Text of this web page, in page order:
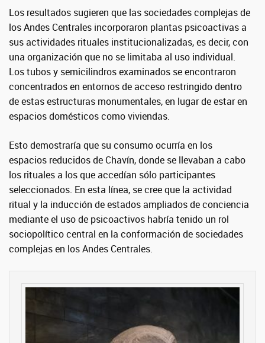
Los resultados sugieren que las sociedades complejas de
los Andes Centrales incorporaron plantas psicoactivas a
sus actividades rituales institucionalizadas, es decir, con
una organización que no se limitaba al uso individual.
Los tubos y semicilindros examinados se encontraron
concentrados en entornos de acceso restringido dentro
de estas estructuras monumentales, en lugar de estar en
espacios domésticos como viviendas.
Esto demostraría que su consumo ocurría en los
espacios reducidos de Chavín, donde se llevaban a cabo
los rituales a los que accedían sólo participantes
seleccionados. En esta línea, se cree que la actividad
ritual y la inducción de estados ampliados de conciencia
mediante el uso de psicoactivos habría tenido un rol
sociopolítico central en la conformación de sociedades
complejas en los Andes Centrales.